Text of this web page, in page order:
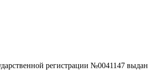
регистрации №0041147